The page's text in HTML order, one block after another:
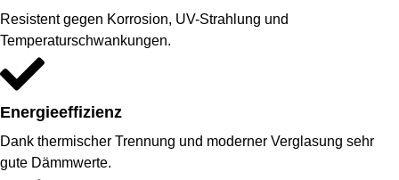
Resistent gegen Korrosion, UV-Strahlung und
Temperaturschwankungen.
Energieeffizienz
Dank thermischer Trennung und moderner Verglasung sehr
gute Dämmwerte.